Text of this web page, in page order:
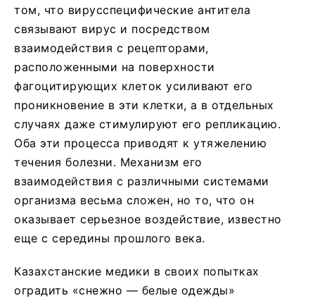
том, что вирусспецифические антитела
связывают вирус и посредством
взаимодействия с рецепторами,
расположенными на поверхности
фагоцитирующих клеток усиливают его
проникновение в эти клетки, а в отдельных
случаях даже стимулируют его репликацию.
Оба эти процесса приводят к утяжелению
течения болезни. Механизм его
взаимодействия с различными системами
организма весьма сложен, но то, что он
оказывает серьезное воздействие, известно
еще с середины прошлого века.
Казахстанские медики в своих попытках
оградить «снежно — белые одежды»